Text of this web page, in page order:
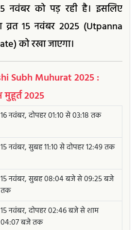
नवंबर को पड़ रही है। इसलिए
व्रत 15 नवंबर 2025 (Utpanna
को रखा जाएगा।
Subh Muhurat 2025 :
मुहूर्त 2025
16 नवंबर, दोपहर 01:10 से 03:18 तक
15 नवंबर, सुबह 11:10 से दोपहर 12:49 तक
15 नवंबर, सुबह 08:04 बजे से 09:25 बजे
तक
15 नवंबर, दोपहर 02:46 बजे से शाम
04:07 बजे तक